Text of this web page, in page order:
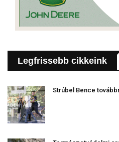
Legfrissebb cikkeink
Strúbel Bence